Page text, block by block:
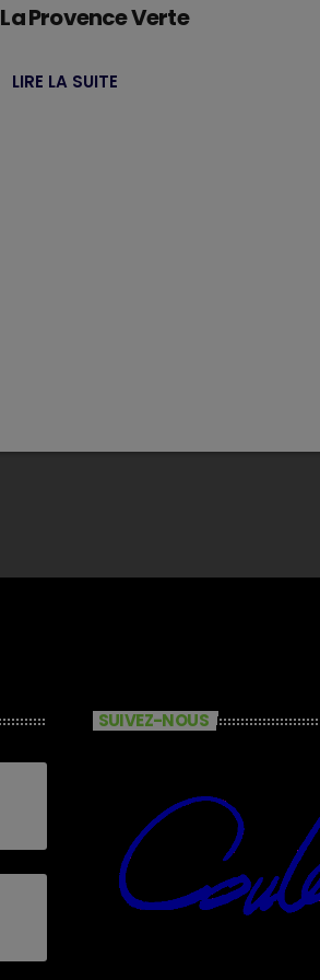
La Provence Verte
LIRE LA SUITE
SUIVEZ-NOUS